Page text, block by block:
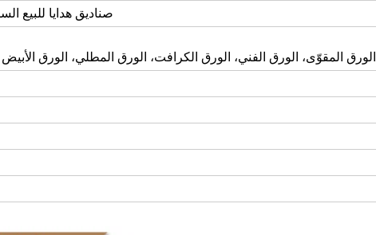
صناديق هدايا للبيع
الورق المقوّى، الورق الفني، الورق الكرافت، الورق المطلي، الورق